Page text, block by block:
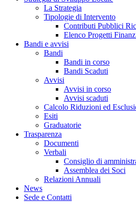
La Strategia
Tipologie di Intervento
Contributi Pubblici
Elenco Progetti
Bandi e avvisi
Bandi
Bandi in corso
Bandi Scaduti
Avvisi
Avvisi in corso
Avvisi scaduti
Calcolo Riduzioni ed
Esiti
Graduatorie
Trasparenza
Documenti
Verbali
Consiglio di
Assemblea dei Soci
Relazioni Annuali
News
Sede e Contatti